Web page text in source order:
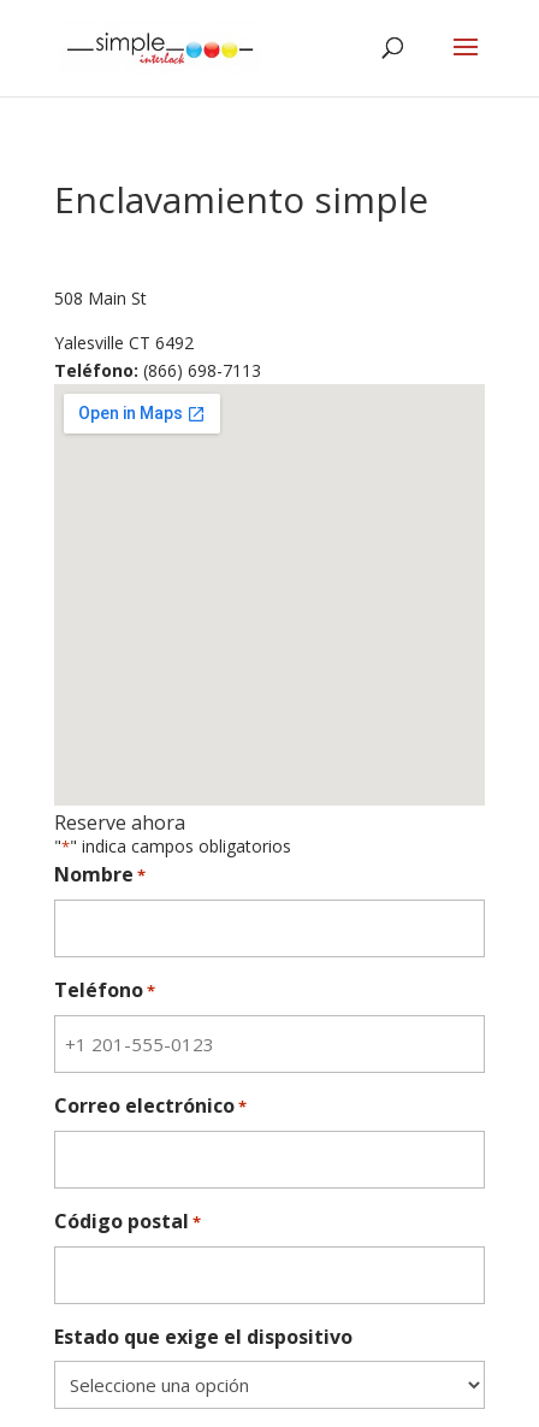
Enclavamiento simple
508 Main St
Yalesville CT 6492
Teléfono: (866) 698-7113
Reserve ahora
"*" indica campos obligatorios
Nombre *
Teléfono*
Correo electrónico*
Código postal *
Estado que exige el dispositivo